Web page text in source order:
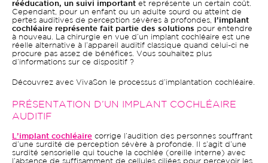
rééducation, un suivi important et représente un certain coût.
Cependant, pour un enfant ou un adulte sourd ou atteint de
pertes auditives de perception sévères à profondes,
l’implant
cochléaire représente fait partie des solutions pour entendre
à nouveau. La chirurgie en vue d’un implant cochléaire est une
réelle alternative à l’appareil auditif classique quand celui-ci ne
procure pas assez de bénéfices. Vous souhaitez plus
d’informations sur ce dispositif ?
Découvrez avec VivaSon le processus d’implantation cochléaire.
PRÉSENTATION D’UN IMPLANT COCHLÉAIRE
AUDITIF
L’implant cochléaire corrige l’audition des personnes souffrant
d’une surdité de perception sévère à profonde. Il s’agit d’une
surdité sensorielle qui touche la cochlée (oreille interne) avec
l’absence de suffisamment de cellules ciliées pour percevoir les